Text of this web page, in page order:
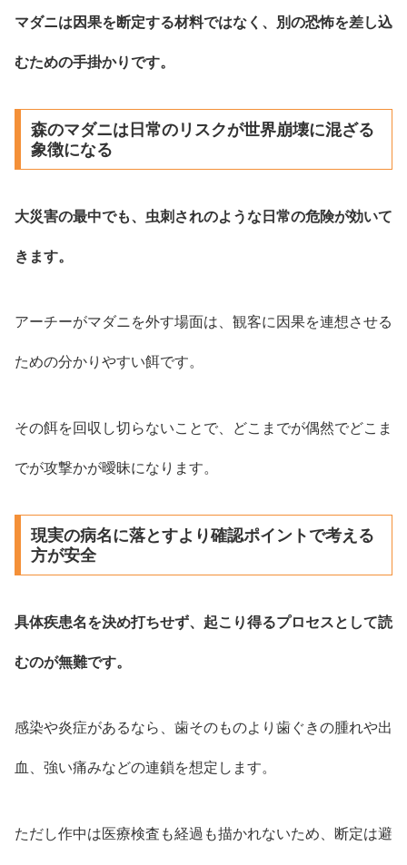
マダニは因果を断定する材料ではなく、別の恐怖を差し込
むための手掛かりです。
森のマダニは日常のリスクが世界崩壊に混ざる
象徴になる
大災害の最中でも、虫刺されのような日常の危険が効いて
きます。
アーチーがマダニを外す場面は、観客に因果を連想させる
ための分かりやすい餌です。
その餌を回収し切らないことで、どこまでが偶然でどこま
でが攻撃かが曖昧になります。
現実の病名に落とすより確認ポイントで考える
方が安全
具体疾患名を決め打ちせず、起こり得るプロセスとして読
むのが無難です。
感染や炎症があるなら、歯そのものより歯ぐきの腫れや出
血、強い痛みなどの連鎖を想定します。
ただし作中は医療検査も経過も描かれないため、断定は避